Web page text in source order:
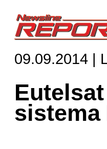
09.09.2014 |
sistema